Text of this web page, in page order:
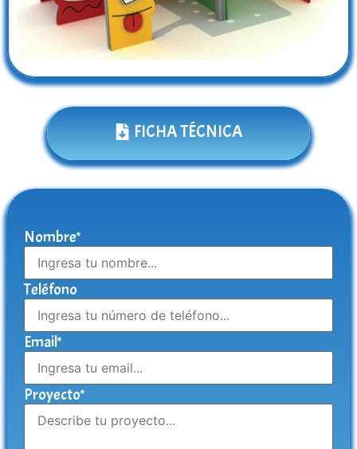
FICHA TÉCNICA
Nombre*
Teléfono
Email*
Proyecto*